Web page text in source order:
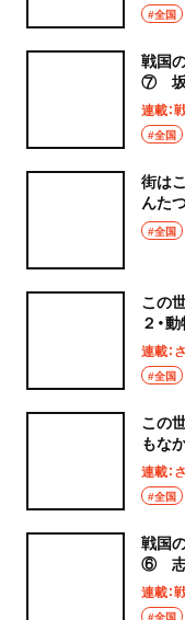
#全国
戦国
⑦ 坂
連載：
#全国
街は
んた
コン
#全国
この
２・
連載：
#全国
この
もな
連載：
#全国
戦国
⑥ 志
連載：
#全国